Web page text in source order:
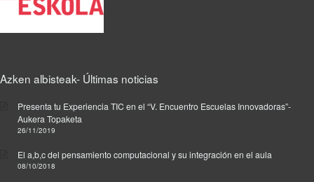
e
n
Azken albisteak- Últimas noticias
Presenta tu Experiencia TIC en el “V. Encuentro Escuelas Innovadoras”-
Aukera Topaketa
26/11/2019
El a,b,c del pensamiento computacional y su integración en el aula
08/10/2018